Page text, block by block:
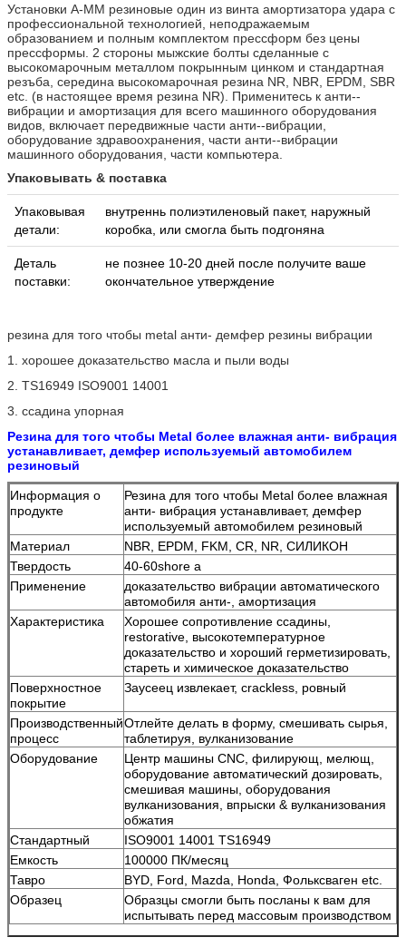
Установки A-MM резиновые один из винта амортизатора удара с
профессиональной технологией, неподражаемым
образованием и полным комплектом прессформ без цены
прессформы. 2 стороны мыжские болты сделанные с
высокомарочным металлом покрынным цинком и стандартная
резъба, середина высокомарочная резина NR, NBR, EPDM, SBR
etc. (в настоящее время резина NR). Применитесь к анти--
вибрации и амортизация для всего машинного оборудования
видов, включает передвижные части анти--вибрации,
оборудование здравоохранения, части анти--вибрации
машинного оборудования, части компьютера.
Упаковывать & поставка
Упаковывая
детали:
внутреннь полиэтиленовый пакет, наружный
коробка, или смогла быть подгоняна
Деталь
поставки:
не познее 10-20 дней после получите ваше
окончательное утверждение
резина для того чтобы metal анти- демфер резины вибрации
1. хорошее доказательство масла и пыли воды
2. TS16949 ISO9001 14001
3. ссадина упорная
Резина для того чтобы Metal более влажная анти- вибрация
устанавливает, демфер используемый автомобилем
резиновый
Информация о
продукте
Резина для того чтобы Metal более влажная
анти- вибрация устанавливает, демфер
используемый автомобилем резиновый
Материал
NBR, EPDM, FKM, CR, NR, СИЛИКОН
Твердость
40-60shore a
Применение
доказательство вибрации автоматического
автомобиля анти-, амортизация
Характеристика
Хорошее сопротивление ссадины,
restorative, высокотемпературное
доказательство и хороший герметизировать,
стареть и химическое доказательство
Поверхностное
покрытие
Заусеец извлекает, crackless, ровный
Производственный
процесс
Отлейте делать в форму, смешивать сырья,
таблетируя, вулканизование
Оборудование
Центр машины CNC, филирующ, мелющ,
оборудование автоматический дозировать,
смешивая машины, оборудования
вулканизования, впрыски & вулканизования
обжатия
Стандартный
ISO9001 14001 TS16949
Емкость
100000 ПК/месяц
Тавро
BYD, Ford, Mazda, Honda, Фольксваген etc.
Образец
Образцы смогли быть посланы к вам для
испытывать перед массовым производством